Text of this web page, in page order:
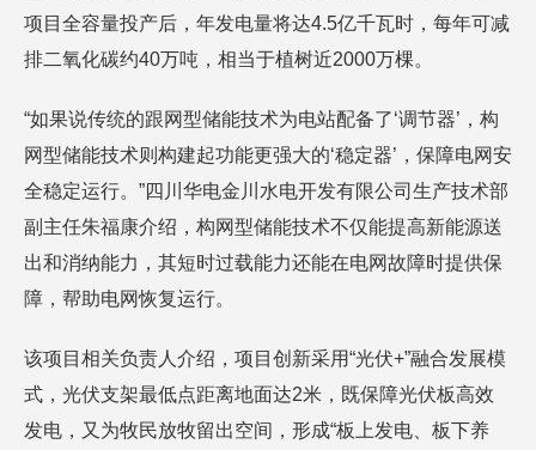
项目全容量投产后，年发电量将达4.5亿千瓦时，每年可减
排二氧化碳约40万吨，相当于植树近2000万棵。
“如果说传统的跟网型储能技术为电站配备了‘调节器’，构
网型储能技术则构建起功能更强大的‘稳定器’，保障电网安
全稳定运行。”四川华电金川水电开发有限公司生产技术部
副主任朱福康介绍，构网型储能技术不仅能提高新能源送
出和消纳能力，其短时过载能力还能在电网故障时提供保
障，帮助电网恢复运行。
该项目相关负责人介绍，项目创新采用“光伏+”融合发展模
式，光伏支架最低点距离地面达2米，既保障光伏板高效
发电，又为牧民放牧留出空间，形成“板上发电、板下养